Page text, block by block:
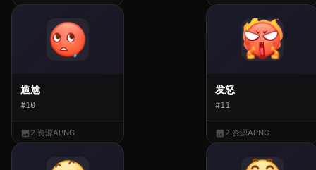
尴尬
#10
2 资源APNG
发怒
#11
2 资源APNG